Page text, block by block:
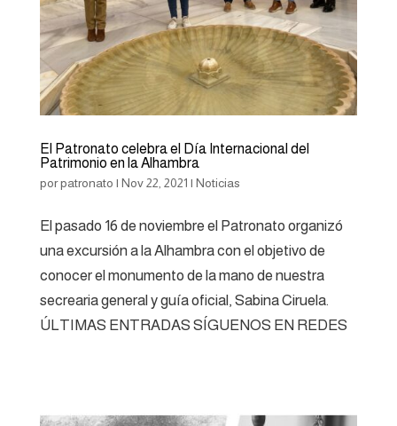
El Patronato celebra el Día Internacional del
Patrimonio en la Alhambra
porpatronato | Nov 22, 2021 | Noticias
El pasado 16 de noviembre el Patronato organizó
una excursión a la Alhambra con el objetivo de
conocer el monumento de la mano de nuestra
secrearia general y guía oficial, Sabina Ciruela.
ÚLTIMAS ENTRADAS SÍGUENOS EN REDES